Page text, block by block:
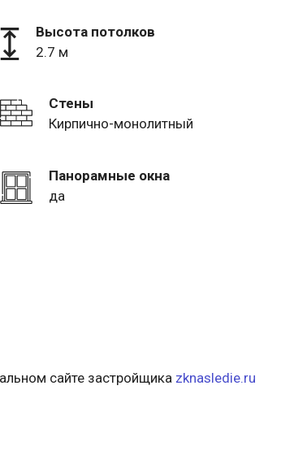
Высота потолков
2.7 м
Стены
Кирпично-монолитный
Панорамные окна
да
сайте застройщика zknasledie.ru